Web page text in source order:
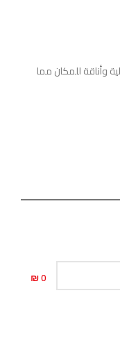
وأناقة للمكان مما
0 ₪